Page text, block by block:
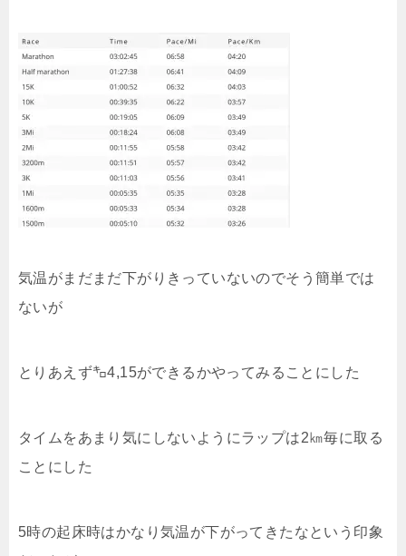
気温がまだまだ下がりきっていないのでそう簡単では
ないが
とりあえず㌔4,15ができるかやってみることにした
タイムをあまり気にしないようにラップは2㎞毎に取る
ことにした
5時の起床時はかなり気温が下がってきたなという印象